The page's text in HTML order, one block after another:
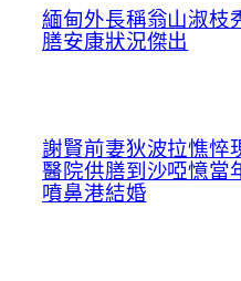
緬甸外長稱翁山淑枝
膳安康狀況傑出
謝賢前妻狄波拉憔悴
醫院供膳到沙啞憶當
噴鼻港結婚